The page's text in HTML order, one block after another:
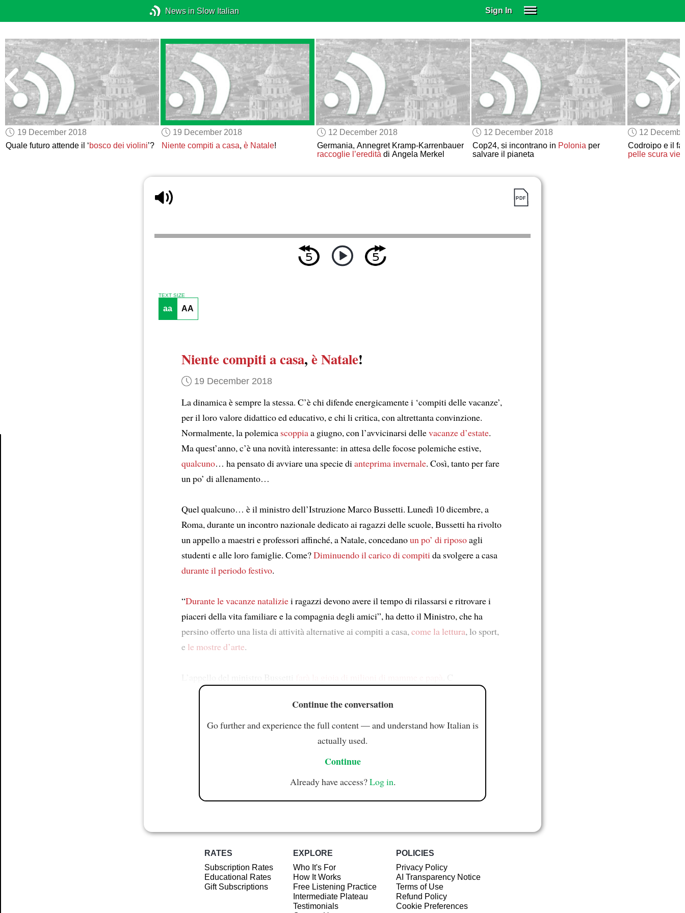
News in Slow Italian Sign In
SUBSCRIBE
EDUCATIONAL LICENSES
GIFT CARDS
OTHER LANGUAGES
ABOUT US
ALEXA
ADJUST COLORS
19 December 2018
Quale futuro attende il ‘bosco dei violini’?
19 December 2018
Niente compiti a casa, è Natale!
12 December 2018
Germania, Annegret Kramp-Karrenbauer
raccoglie l’ereditàdi Angela Merkel
12 December 2018
Cop24, si incontrano in Poloniaper
salvare il pianeta
12
Codroipo e il
pelle scura
TEXT SIZE
aa AA
Niente compiti a casa, è Natale!
19 December 2018
La dinamica è sempre la stessa. C’è chi difende energicamente i ‘compiti delle vacanze’,
per il loro valore didattico ed educativo, e chi li critica, con altrettanta convinzione.
Normalmente, la polemica scoppiaa giugno, con l’avvicinarsi dellevacanze d’estate.
Ma quest’anno, c’è una novità interessante: in attesa delle focose polemiche estive,
qualcuno… ha pensato di avviare una specie di anteprima invernale. Così, tanto per fare
un po’ di allenamento…
Quel qualcuno… è il ministro dell’Istruzione Marco Bussetti. Lunedì 10 dicembre, a
Roma, durante un incontro nazionale dedicato ai ragazzi delle scuole, Bussetti ha rivolto
un appello a maestri e professori affinché, a Natale, concedanoun po’ di riposoagli
studenti e alle loro famiglie. Come?Diminuendo il carico di compiti da svolgere a casa
durante il periodo festivo.
“Durante le vacanze nataliziei ragazzi devono avere il tempo di rilassarsi e ritrovare i
piaceri della vita familiare e la compagnia degli amici”, ha detto il Ministro, che ha
persino offerto una lista di attività alternative ai compiti a casa, come la lettura, lo sport,
e le mostre d’arte.
Continue the conversation
Go further and experience the full content — and understand how Italian is
actually used.
Continue
Already have access?Log in.
RATES
Subscription Rates
Educational Rates
Gift Subscriptions
EXPLORE
Who It's For
How It Works
Free Listening Practice
Intermediate Plateau
Testimonials
POLICIES
Privacy Policy
AI Transparency Notice
Terms of Use
Refund Policy
Cookie Preferences